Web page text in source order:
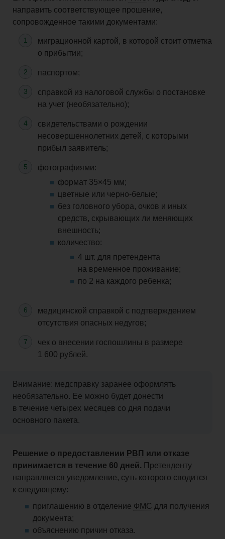
направить соответствующее прошение,
сопровожденное такими документами:
миграционной картой, в которой стоит отметка
о прибытии;
паспортом;
справкой из налоговой службы о постановке
на учет (необязательно);
свидетельствами о рождении
несовершеннолетних детей, с которыми
прибыл заявитель;
фотографиями:
формат 35×45 мм;
цветные или черно-белые;
без головного убора, очков и иных
средств, скрывающих ли меняющих
внешность;
количество:
4 шт. для претендента
на временное проживание;
по 2 на каждого ребенка;
медицинской справкой с подтверждением
отсутствия опасных недугов;
чек о внесении госпошлины в размере
1 600 рублей.
Внимание: медсправку заранее оформлять
необязательно. Ее можно будет донести
в течение четырех месяцев со дня подачи
основного пакета.
Решение о предоставлении РВП или отказе
принимается в течение 60 дней. Претенденту
направляется уведомление, суть которого сводится
к следующему:
приглашению в отделение ФМС для получения
документа;
объяснению причин отказа.